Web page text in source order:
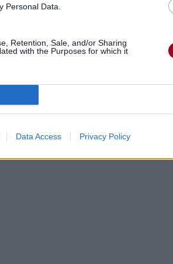
Personal Data.
Retention, Sale, and/or Sharing
with the Purposes for which it
Data Access Privacy Policy